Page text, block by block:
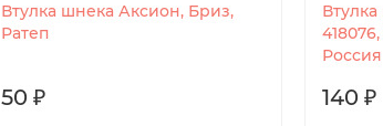
Втулка шнека Аксион, Бриз,
Ратеп
50 ₽
Россия
140 ₽